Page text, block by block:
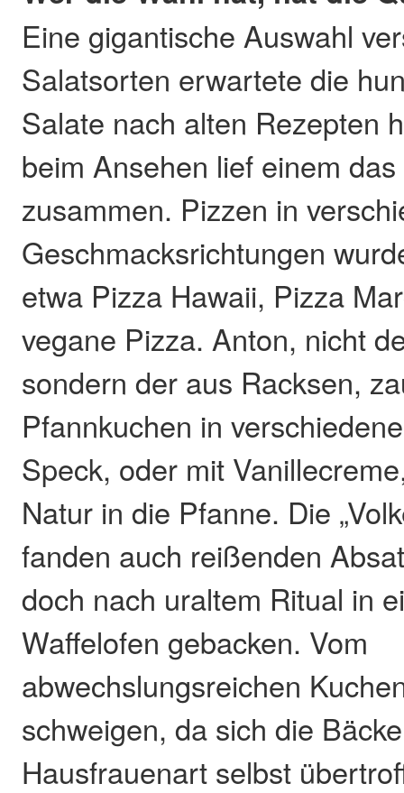
Eine gigantische Auswahl
Salatsorten erwartete die
Salate nach alten Rezepten
beim Ansehen lief einem
zusammen. Pizzen in
Geschmacksrichtungen
etwa Pizza Hawaii, Pizza
vegane Pizza. Anton, nicht
sondern der aus Racksen,
Pfannkuchen in
Speck, oder mit
Natur in die Pfanne. Die
fanden auch reißenden
doch nach uraltem Ritual in
Waffelofen gebacken. Vom
abwechslungsreichen
schweigen, da sich die
Hausfrauenart selbst